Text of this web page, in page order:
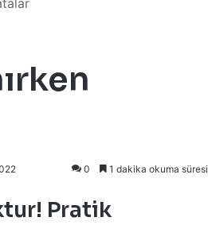
0 1 dakika okuma süresi
Pratik